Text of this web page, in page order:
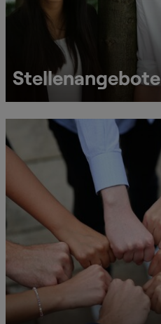
Stellenangebote